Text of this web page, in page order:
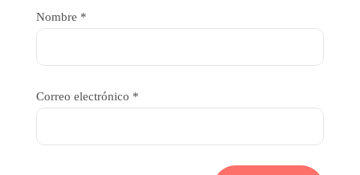
Nombre *
Correo electrónico *